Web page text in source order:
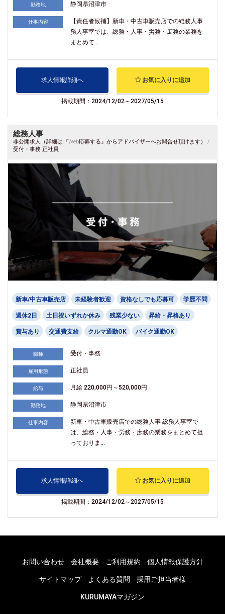
勤務地 静岡県沼津市
仕事内容
【責任者候補】新車・中古車販売店での総務人事
務人事室では、総務・人事・労務・庶務の業務を
まとめて...
求人情報詳細へ お気に入りに追加
掲載期間：2024/12/02～2027/05/15
総務人事
非公開求人（詳細は『Web応募する』からアドバイザーへお問合せ頂けます） /
受付・事務 正社員
新車/中古車販売店 未経験者歓迎 資格なしでも応募可 学歴不問
週休2日 土日祝いずれか休み 残業少ない 昇給・昇格あり
賞与あり 交通費支給 クルマ通勤OK バイク通勤OK
職種 受付・事務
雇用形態 正社員
給与 月給 220,000円～520,000円
勤務地 静岡県沼津市
仕事内容
新車・中古車販売店での総務人事 総務人事室で
は、総務・人事・労務・庶務の業務をまとめて担
っておりま...
求人情報詳細へ お気に入りに追加
掲載期間：2024/12/02～2027/05/15
お問い合わせ 会社概要 ご利用規約 個人情報保護方針
サイトマップ よくある質問 採用ご担当者様
KURUMAYAマガジン